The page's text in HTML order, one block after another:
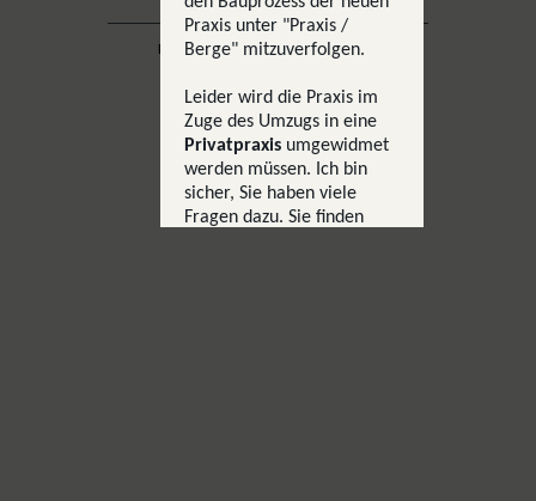
Datenschutzerklärung Impressum
Barrierefreiheit
Praxis unter "Praxis /
Berge" mitzuverfolgen.
Leider wird die Praxis im
Zuge des Umzugs in eine
Privatpraxis umgewidmet
werden müssen. Ich bin
sicher, Sie haben viele
Fragen dazu. Sie finden